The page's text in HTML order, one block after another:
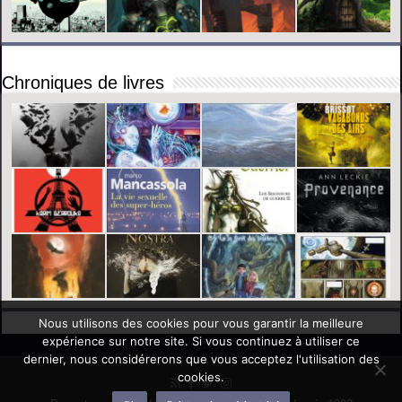
Chroniques de livres
Nous utilisons des cookies pour vous garantir la meilleure
expérience sur notre site. Si vous continuez à utiliser ce
dernier, nous considérerons que vous acceptez l'utilisation des
cookies.